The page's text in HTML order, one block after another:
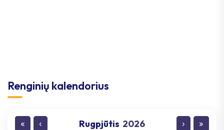
Renginių kalendorius
« ‹ Rugpjūtis 2026 › »